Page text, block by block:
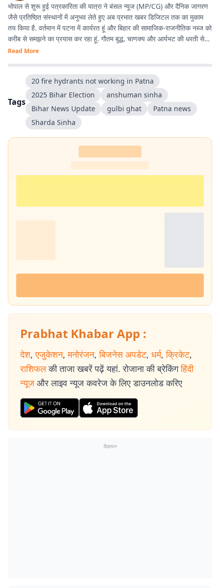
भोपाल से शुरू हुई पत्रकारिता की यात्रा ने बंसल न्यूज (MP/CG) और दैनिक जागरण
जैसे प्रतिष्ठित संस्थानों में अनुभव लेते हुए अब प्रभात खबर डिजिटल तक का मुकाम
तय किया है. वर्तमान में पटना में कार्यरत हूं और बिहार की सामाजिक-राजनीतिक नब्ज को
करीब से समझने का प्रयास कर रहा हूं. गौतम बुद्ध, चाणक्य और आर्यभट की धरती से
होने का गर्व है. देश-विदेश की घटनाओं, बिहार की राजनीति, और किस्से-कहानियों में
Read More
Tags
20 fire hydrants not working in Patna
2025 Bihar Election
anshuman sinha
Bihar News Update
gulbi ghat
Patna news
Sharda Sinha
Prabhat Khabar App :
देश, एजुकेशन, मनोरंजन, बिजनेस अपडेट, धर्म, क्रिकेट,
राशिफल की ताजा खबरें पढ़ें यहां. रोजाना की ब्रेकिंग हिंदी
न्यूज और लाइव न्यूज कवरेज के लिए डाउनलोड करिए
विज्ञापन